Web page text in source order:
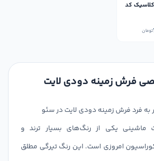
کد
تومان
فرش زمینه دودی لایت
فرد فرش زمینه دودی لایت در سئو
یکی از رنگ‌های بسیار ترند و
امروزی است. این رنگ تیرگی مطلق